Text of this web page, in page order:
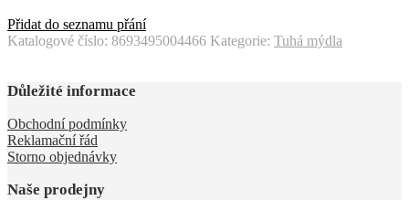
Přidat do seznamu přání
Katalogové číslo: 8693495004466 Kategorie: Tuhá mýdla
Důležité informace
Obchodní podmínky
Reklamační řád
Storno objednávky
Naše prodejny